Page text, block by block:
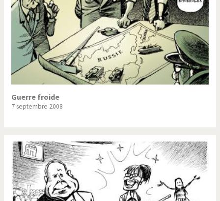
Guerre froide
7 septembre 2008